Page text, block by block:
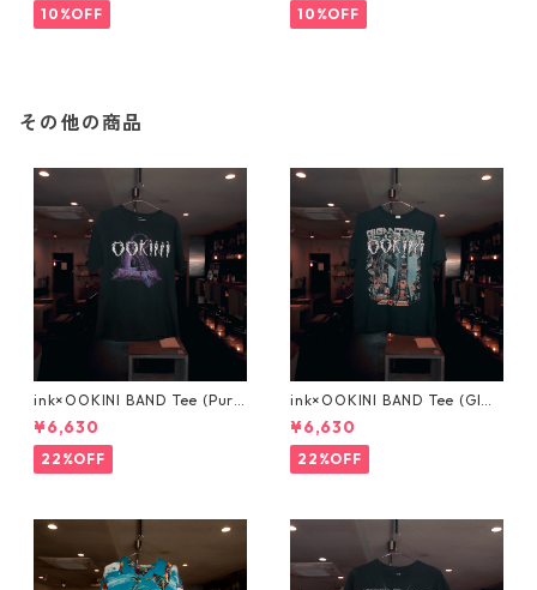
10%OFF 10%OFF
その他の商品
ink×OOKINI BAND Tee (Purp
le Haze パープルヘイズ)
¥6,630
22%OFF
ink×OOKINI BAND Tee (GIGA
NTOUR ギガンツアー)
¥6,630
22%OFF